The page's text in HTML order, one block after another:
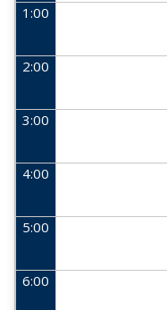
1:00
2:00
3:00
4:00
5:00
6:00